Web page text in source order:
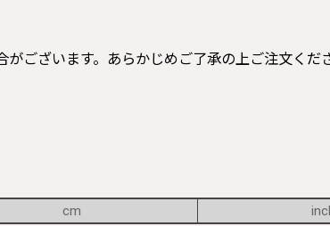
ございます。あらかじめご了承の上ご注文くだ
cm